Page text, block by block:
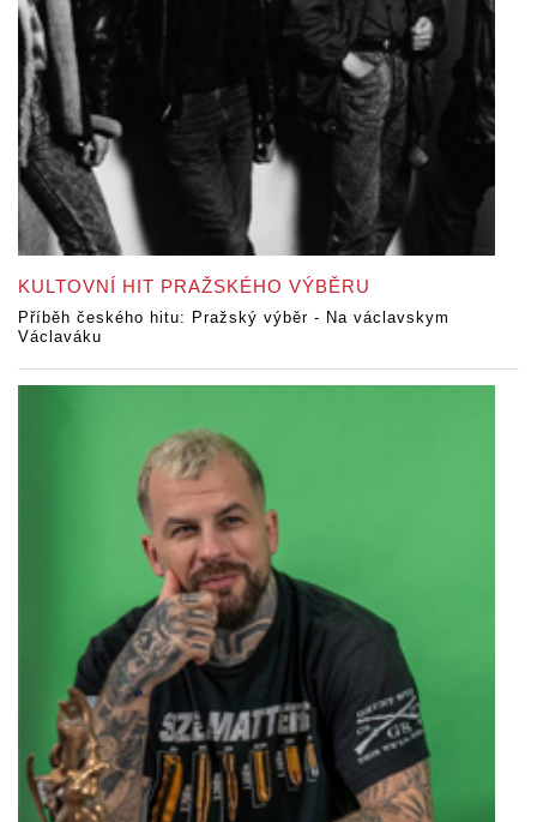
KULTOVNÍ HIT PRAŽSKÉHO VÝBĚRU
Příběh českého hitu: Pražský výběr - Na václavskym
Václaváku